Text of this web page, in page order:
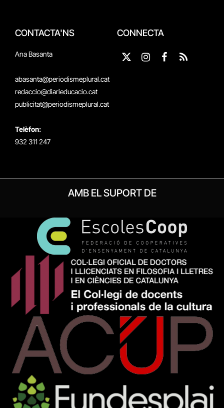
CONTACTA'NS
Ana Basanta
abasanta@periodismeplural.cat
redaccio@diarieducacio.cat
publicitat@periodismeplural.cat
Telèfon:
932 311 247
CONNECTA
X
Instagram
Facebook
RSS
AMB EL SUPORT DE